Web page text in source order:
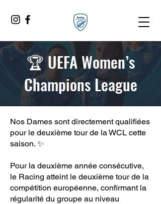
🏆 UEFA Women’s
Champions League
Nos Dames sont directement qualifiées
pour le deuxième tour de la WCL cette
saison. ✨
Pour la deuxième année consécutive,
le Racing atteint le deuxième tour de la
compétition européenne, confirmant la
régularité du groupe au niveau